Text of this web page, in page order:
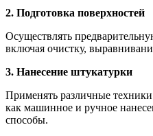
2. Подготовка поверхностей
Осуществлять
включая очистку,
3. Нанесение штукатурки
Применять различные
как машинное и ручное
способы.